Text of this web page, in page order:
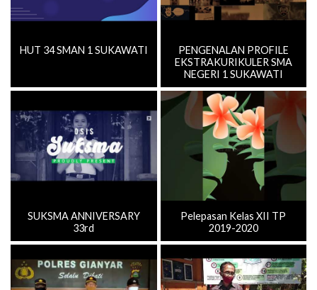
HUT 34 SMAN 1 SUKAWATI
PENGENALAN PROFILE
EKSTRAKURIKULER SMA
NEGERI 1 SUKAWATI
SUKSMA ANNIVERSARY
33rd
Pelepasan Kelas XII TP
2019-2020